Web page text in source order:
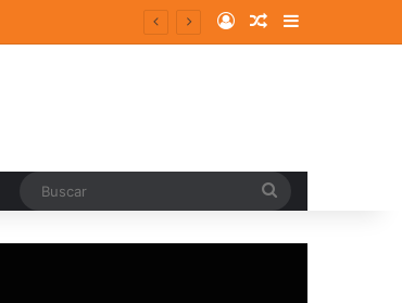
Log InRandom Article
Sidebar